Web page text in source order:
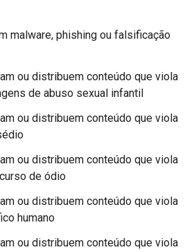
malware, phishing ou falsificação
ou distribuem conteúdo que viola
de abuso sexual infantil
ou distribuem conteúdo que viola
ou distribuem conteúdo que viola
de ódio
ou distribuem conteúdo que viola
humano
ou distribuem conteúdo que viola